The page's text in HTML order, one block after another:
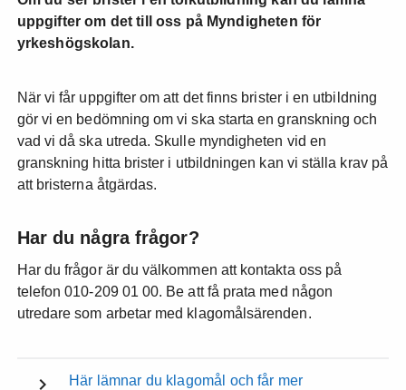
uppgifter om det till oss på Myndigheten för
yrkeshögskolan.
När vi får uppgifter om att det finns brister i en utbildning
gör vi en bedömning om vi ska starta en granskning och
vad vi då ska utreda. Skulle myndigheten vid en
granskning hitta brister i utbildningen kan vi ställa krav på
att bristerna åtgärdas.
Har du några frågor?
Har du frågor är du välkommen att kontakta oss på
telefon 010‑209 01 00. Be att få prata med någon
utredare som arbetar med klagomålsärenden.
Här lämnar du klagomål och får mer